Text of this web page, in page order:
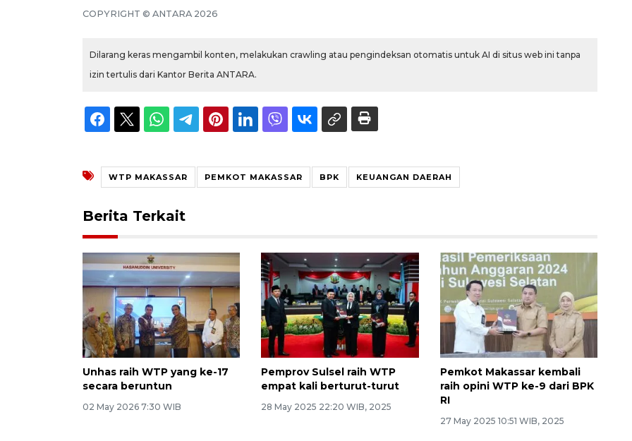
COPYRIGHT © ANTARA 2026
Dilarang keras mengambil konten, melakukan crawling atau pengindeksan otomatis untuk AI di situs web ini tanpa
izin tertulis dari Kantor Berita ANTARA.
WTP MAKASSAR PEMKOT MAKASSAR BPK KEUANGAN DAERAH
Berita Terkait
Unhas raih WTP yang ke-17
secara beruntun
02 May 2026 7:30 WIB
Pemprov Sulsel raih WTP
empat kali berturut-turut
28 May 2025 22:20 WIB, 2025
Pemkot Makassar kembali
raih opini WTP ke-9 dari BPK
RI
27 May 2025 10:51 WIB, 2025